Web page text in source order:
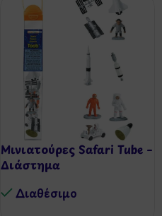
Μινιατούρες Safari Tube –
Διάστημα
Διαθέσιμo